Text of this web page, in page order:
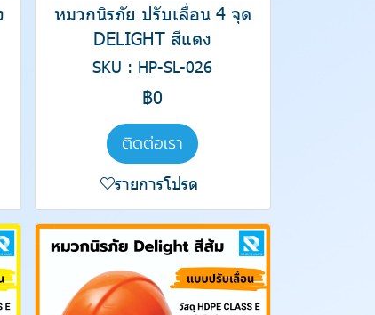
หมวกนิรภัย ปรับเลื่อน 4 จุด
DELIGHT สีแดง
SKU : HP-SL-026
฿0
ติดต่อเรา
รายการโปรด